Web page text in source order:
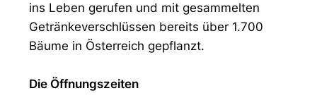
ins Leben gerufen und mit gesammelten
Getränkeverschlüssen bereits über 1.700
Bäume in Österreich gepflanzt.
Die Öffnungszeiten